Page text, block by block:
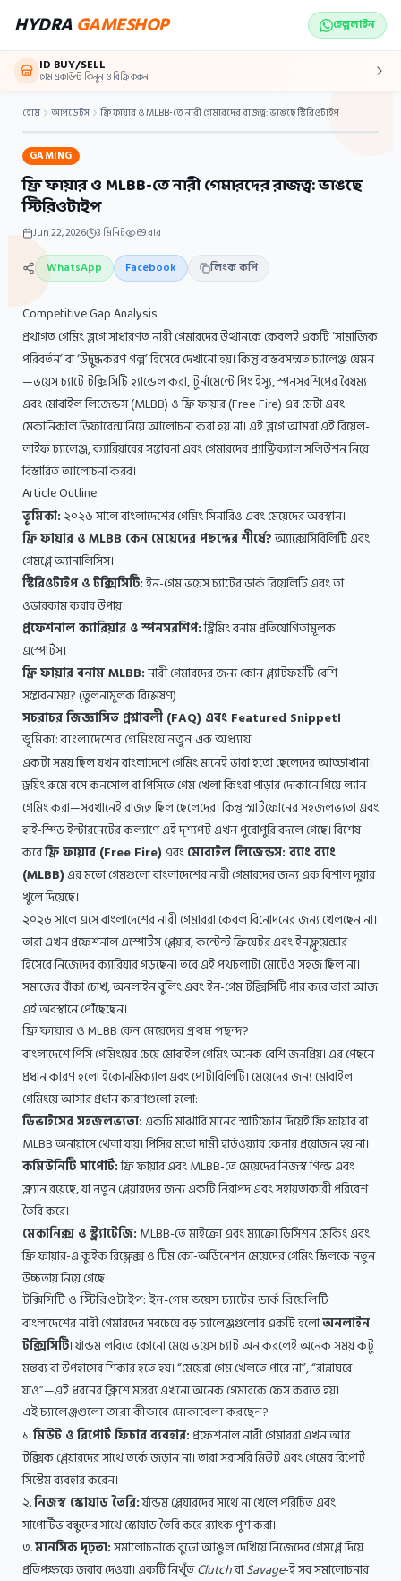
HYDRA GAMESHOP হেল্পলাইন
ID BUY/SELL
গেম একাউন্ট কিনুন ও বিক্রি করুন
হোম আপডেটস ফ্রি ফায়ার ও MLBB-তে নারী গেমারদের রাজত্ব: ভাঙছে স্টিরিওটাইপ
GAMING
ফ্রি ফায়ার ও MLBB-তে নারী গেমারদের রাজত্ব: ভাঙছে
স্টিরিওটাইপ
Jun 22, 2026 3মিনিট 69বার
WhatsApp Facebook লিংক কপি
Competitive Gap Analysis
প্রথাগত গেমিং ব্লগে সাধারণত নারী গেমারদের উত্থানকে কেবলই একটি ‘সামাজিক
পরিবর্তন’ বা ‘উদ্বুদ্ধকরণ গল্প’ হিসেবে দেখানো হয়। কিন্তু বাস্তবসম্মত চ্যালেঞ্জ যেমন
—ভয়েস চ্যাটে টক্সিসিটি হ্যান্ডেল করা, টুর্নামেন্টে পিং ইস্যু, স্পনসরশিপের বৈষম্য
এবং মোবাইল লিজেন্ডস (MLBB) ও ফ্রি ফায়ার (Free Fire) এর মেটা এবং
মেকানিকাল ডিফারেন্স নিয়ে আলোচনা করা হয় না। এই ব্লগে আমরা এই রিয়েল-
লাইফ চ্যালেঞ্জ, ক্যারিয়ারের সম্ভাবনা এবং গেমারদের প্র্যাক্টিক্যাল সলিউশন নিয়ে
বিস্তারিত আলোচনা করব।
Article Outline
ভূমিকা: ২০২৬ সালে বাংলাদেশের গেমিং সিনারিও এবং মেয়েদের অবস্থান।
ফ্রি ফায়ার ও MLBB কেন মেয়েদের পছন্দের শীর্ষে?অ্যাক্সেসিবিলিটি এবং
গেমপ্লে অ্যানালিসিস।
স্টিরিওটাইপ ও টক্সিসিটি:ইন-গেম ভয়েস চ্যাটের ডার্ক রিয়েলিটি এবং তা
ওভারকাম করার উপায়।
প্রফেশনাল ক্যারিয়ার ও স্পনসরশিপ:স্ট্রিমিং বনাম প্রতিযোগিতামূলক
এস্পোর্টস।
ফ্রি ফায়ার বনাম MLBB:নারী গেমারদের জন্য কোন প্ল্যাটফর্মটি বেশি
সম্ভাবনাময়? (তুলনামূলক বিশ্লেষণ)
সচরাচর জিজ্ঞাসিত প্রশ্নাবলী (FAQ) এবং Featured Snippet।
ভূমিকা: বাংলাদেশের গেমিংয়ে নতুন এক অধ্যায়
একটা সময় ছিল যখন বাংলাদেশে গেমিং মানেই ভাবা হতো ছেলেদের আড্ডাখানা।
ড্রয়িং রুমে বসে কনসোল বা পিসিতে গেম খেলা কিংবা পাড়ার দোকানে গিয়ে ল্যান
গেমিং করা—সবখানেই রাজত্ব ছিল ছেলেদের। কিন্তু স্মার্টফোনের সহজলভ্যতা এবং
হাই-স্পিড ইন্টারনেটের কল্যাণে এই দৃশ্যপট এখন পুরোপুরি বদলে গেছে। বিশেষ
করেফ্রি ফায়ার (Free Fire) এবংমোবাইল লিজেন্ডস: ব্যাং ব্যাং
(MLBB) এর মতো গেমগুলো বাংলাদেশের নারী গেমারদের জন্য এক বিশাল দুয়ার
খুলে দিয়েছে।
২০২৬ সালে এসে বাংলাদেশের নারী গেমাররা কেবল বিনোদনের জন্য খেলছেন না।
তারা এখন প্রফেশনাল এস্পোর্টস প্লেয়ার, কন্টেন্ট ক্রিয়েটর এবং ইনফ্লুয়েন্সার
হিসেবে নিজেদের ক্যারিয়ার গড়ছেন। তবে এই পথচলাটা মোটেও সহজ ছিল না।
সমাজের বাঁকা চোখ, অনলাইন বুলিং এবং ইন-গেম টক্সিসিটি পার করে তারা আজ
এই অবস্থানে পৌঁছেছেন।
ফ্রি ফায়ার ও MLBB কেন মেয়েদের প্রথম পছন্দ?
বাংলাদেশে পিসি গেমিংয়ের চেয়ে মোবাইল গেমিং অনেক বেশি জনপ্রিয়। এর পেছনে
প্রধান কারণ হলো ইকোনমিক্যাল এবং পোর্টাবিলিটি। মেয়েদের জন্য মোবাইল
গেমিংয়ে আসার প্রধান কারণগুলো হলো:
ডিভাইসের সহজলভ্যতা: একটি মাঝারি মানের স্মার্টফোন দিয়েই ফ্রি ফায়ার বা
MLBB অনায়াসে খেলা যায়। পিসির মতো দামী হার্ডওয়্যার কেনার প্রয়োজন হয় না।
কমিউনিটি সাপোর্ট:ফ্রি ফায়ার এবং MLBB-তে মেয়েদের নিজস্ব গিল্ড এবং
ক্ল্যান রয়েছে, যা নতুন প্লেয়ারদের জন্য একটি নিরাপদ এবং সহায়তাকারী পরিবেশ
তৈরি করে।
মেকানিক্স ও স্ট্র্যাটেজি: MLBB-তে মাইক্রো এবং ম্যাক্রো ডিসিশন মেকিং এবং
ফ্রি ফায়ার-এ কুইক রিফ্লেক্স ও টিম কো-অর্ডিনেশন মেয়েদের গেমিং স্কিলকে নতুন
উচ্চতায় নিয়ে গেছে।
টক্সিসিটি ও স্টিরিওটাইপ: ইন-গেম ভয়েস চ্যাটের ডার্ক রিয়েলিটি
বাংলাদেশের নারী গেমারদের সবচেয়ে বড় চ্যালেঞ্জগুলোর একটি হলোঅনলাইন
টক্সিসিটি। র্যান্ডম লবিতে কোনো মেয়ে ভয়েস চ্যাট অন করলেই অনেক সময় কটু
মন্তব্য বা উপহাসের শিকার হতে হয়। “মেয়েরা গেম খেলতে পারে না”, “রান্নাঘরে
যাও”—এই ধরনের ক্লিশে মন্তব্য এখনো অনেক গেমারকে ফেস করতে হয়।
এই চ্যালেঞ্জগুলো তারা কীভাবে মোকাবেলা করছেন?
১.মিউট ও রিপোর্ট ফিচার ব্যবহার: প্রফেশনাল নারী গেমাররা এখন আর
টক্সিক প্লেয়ারদের সাথে তর্কে জড়ান না। তারা সরাসরি মিউট এবং গেমের রিপোর্ট
সিস্টেম ব্যবহার করেন।
২.নিজস্ব স্কোয়াড তৈরি:র্যান্ডম প্লেয়ারদের সাথে না খেলে পরিচিত এবং
সাপোর্টিভ বন্ধুদের সাথে স্কোয়াড তৈরি করে র‍্যাংক পুশ করা।
৩.মানসিক দৃঢ়তা:সমালোচনাকে বুড়ো আঙুল দেখিয়ে নিজেদের গেমপ্লে দিয়ে
প্রতিপক্ষকে জবাব দেওয়া। একটি নিখুঁতClutchবাSavage-ই সব সমালোচনার